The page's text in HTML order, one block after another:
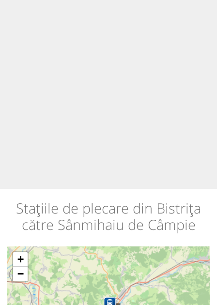
Stațiile de plecare din Bistrița
către Sânmihaiu de Câmpie
+
−